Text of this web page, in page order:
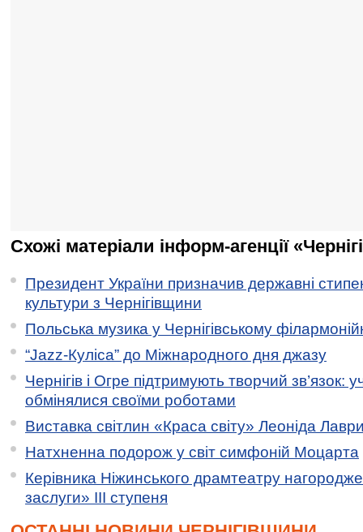
Схожі матеріали інформ-агенції
Президент України призначив державні
культури з Чернігівщини
Польська музика у Чернігівському
“Jazz-Куліса” до Міжнародного дня джазу
Чернігів і Огре підтримують творчий зв’язок:
обмінялися своїми роботами
Виставка світлин «Краса світу» Леоніда
Натхненна подорож у світ симфоній Моцарта
Керівника Ніжинського драмтеатру
заслуги» ІІІ ступеня